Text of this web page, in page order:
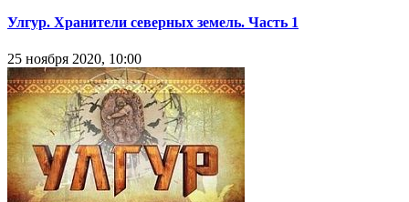
Улгур. Хранители северных земель. Часть 1
25 ноября 2020, 10:00